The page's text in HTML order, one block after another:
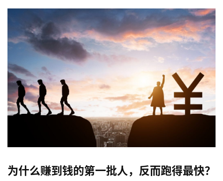
为什么赚到钱的第一批人，反而跑得最快？